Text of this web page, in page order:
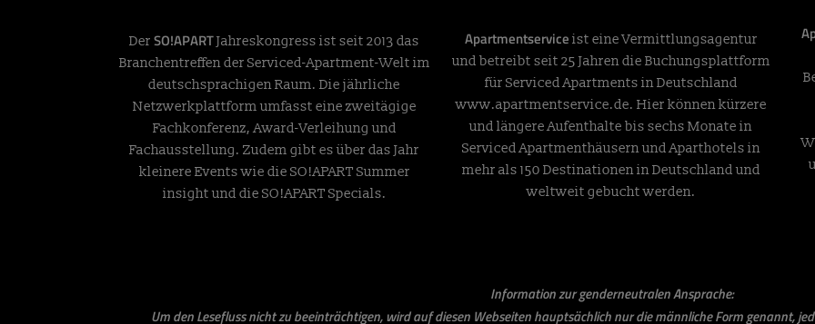
DerSO!APARTJahreskongress ist seit 2013 das
Branchentreffen der Serviced-Apartment-Welt im
deutschsprachigen Raum. Die jährliche
Netzwerkplattform umfasst eine zweitägige
Fachkonferenz, Award-Verleihung und
Fachausstellung. Zudem gibt es über das Jahr
kleinere Events wie die SO!APART Summer
insight und die SO!APART Specials.
Apartmentservice ist eine Vermittlungsagentur
und betreibt seit 25 Jahren die Buchungsplattform
für Serviced Apartments in Deutschland
www.apartmentservice.de. Hier können kürzere
und längere Aufenthalte bis sechs Monate in
Serviced Apartmenthäusern und Aparthotels in
mehr als 150 Destinationen in Deutschland und
weltweit gebucht werden.
Information zur genderneutralen Ansprache:
Um den Lesefluss nicht zu beeinträchtigen, wird auf diesen Webseiten hauptsächlich nur die männliche Form genannt,